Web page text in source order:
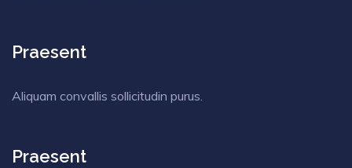
Praesent
Aliquam convallis sollicitudin purus.
Praesent